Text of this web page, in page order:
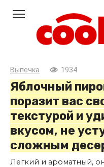
контенту
Выпечка 1934
Яблочный
поразит вас
текстурой и
вкусом, не
сложным
Легкий и ароматный,